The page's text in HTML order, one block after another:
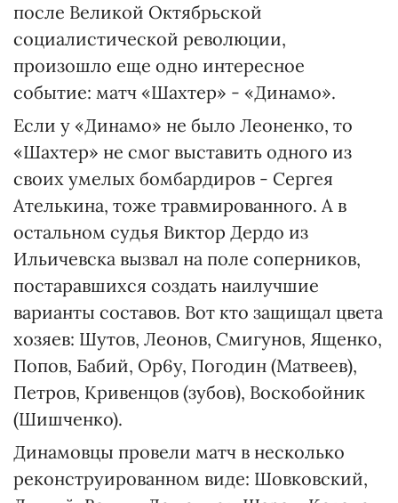
после Великой Октябрьской
социалистической революции,
произошло еще одно интересное
событие: матч «Шахтер» - «Динамо».
Если у «Динамо» не было Леоненко, то
«Шахтер» не смог выставить одного из
своих умелых бомбардиров - Сергея
Ателькина, тоже травмированного. А в
остальном судья Виктор Дердо из
Ильичевска вызвал на поле соперников,
постаравшихся создать наилучшие
варианты составов. Вот кто защищал цвета
хозяев: Шутов, Леонов, Смигунов, Ященко,
Попов, Бабий, Оp6y, Погодин (Матвеев),
Петров, Кривенцов (зубов), Воскобойник
(Шишченко).
Динамовцы провели матч в несколько
реконструированном виде: Шовковский,